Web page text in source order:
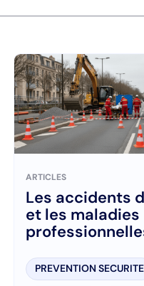
ARTICLES
Les accidents
et les maladies
PREVENTION SECURITE